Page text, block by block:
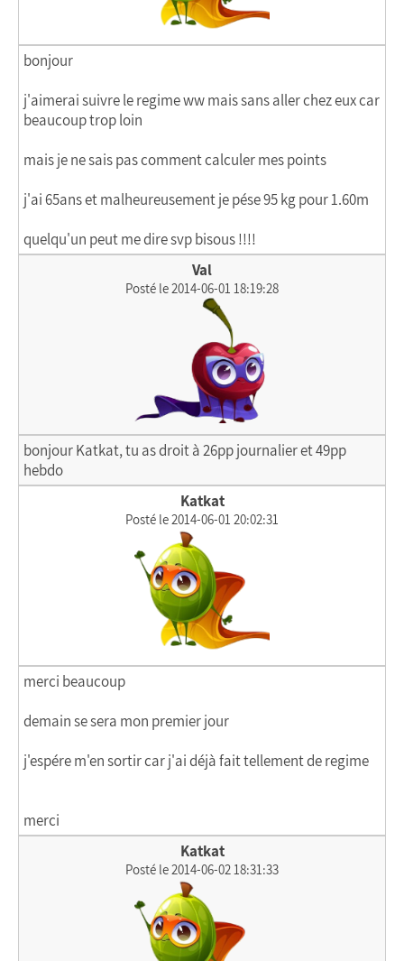
bonjour
j'aimerai suivre le regime ww mais sans aller chez eux car
beaucoup trop loin
mais je ne sais pas comment calculer mes points
j'ai 65ans et malheureusement je pése 95 kg pour 1.60m
quelqu'un peut me dire svp bisous !!!!
Val
Posté le 2014-06-01 18:19:28
bonjour Katkat, tu as droit à 26pp journalier et 49pp
hebdo
Katkat
Posté le 2014-06-01 20:02:31
merci beaucoup
demain se sera mon premier jour
j'espére m'en sortir car j'ai déjà fait tellement de regime
merci
Katkat
Posté le 2014-06-02 18:31:33